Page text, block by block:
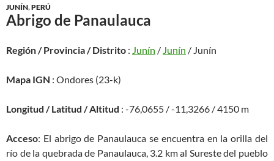
JUNÍN,PERÚ
Abrigo de Panaulauca
Región / Provincia / Distrito : Junín / Junín / Junín
Mapa IGN : Ondores (23-k)
Longitud / Latitud / Altitud : -76,0655 / -11,3266 / 4150 m
Acceso: El abrigo de Panaulauca se encuentra en la orilla del
río de la quebrada de Panaulauca, 3.2 km al Sureste del pueblo